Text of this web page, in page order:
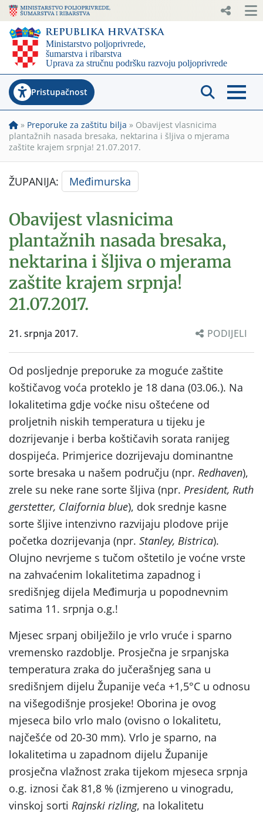
Pristupačnost
» Preporuke za zaštitu bilja » Obavijest vlasnicima
plantažnih nasada bresaka, nektarina i šljiva o mjerama
zaštite krajem srpnja! 21.07.2017.
ŽUPANIJA: Međimurska
Obavijest vlasnicima
plantažnih nasada bresaka,
nektarina i šljiva o mjerama
zaštite krajem srpnja!
21.07.2017.
21. srpnja 2017. PODIJELI
Od posljednje preporuke za moguće zaštite
koštičavog voća proteklo je 18 dana (03.06.). Na
lokalitetima gdje voćke nisu oštećene od
proljetnih niskih temperatura u tijeku je
dozrijevanje i berba koštičavih sorata ranijeg
dospijeća. Primjerice dozrijevaju dominantne
sorte bresaka u našem području (npr. Redhaven),
zrele su neke rane sorte šljiva (npr. President, Ruth
gerstetter, Claifornia blue), dok srednje kasne
sorte šljive intenzivno razvijaju plodove prije
početka dozrijevanja (npr. Stanley, Bistrica).
Olujno nevrjeme s tučom oštetilo je voćne vrste
na zahvaćenim lokalitetima zapadnog i
središnjeg dijela Međimurja u popodnevnim
satima 11. srpnja o.g.!
Mjesec srpanj obilježilo je vrlo vruće i sparno
vremensko razdoblje. Prosječna je srpanjska
temperatura zraka do jučerašnjeg sana u
središnjem dijelu Županije veća +1,5°C u odnosu
na višegodišnje prosjeke! Oborina je ovog
mjeseca bilo vrlo malo (ovisno o lokalitetu,
najčešće od 20-30 mm). Vrlo je sparno, na
lokalitetima u zapadnom dijelu Županije
prosječna vlažnost zraka tijekom mjeseca srpnja
o.g. iznosi čak 81,8 % (izmjereno u vinogradu,
vinskoj sorti Rajnski rizling, na lokalitetu